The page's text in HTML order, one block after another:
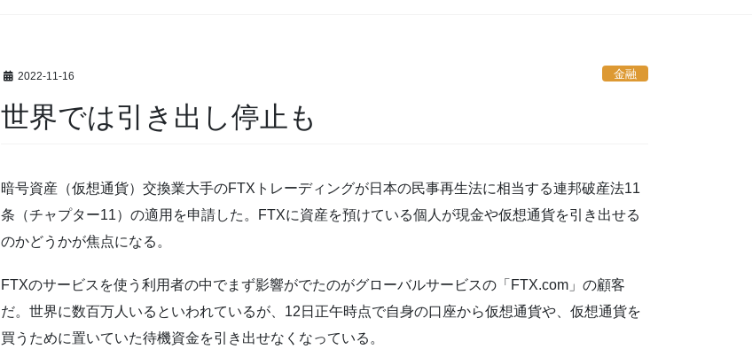
2022-11-16 金融
世界では引き出し停止も
暗号資産（仮想通貨）交換業大手のFTXトレーディングが日本の民事再生法に相当する連邦破産法11
条（チャプター11）の適用を申請した。FTXに資産を預けている個人が現金や仮想通貨を引き出せる
のかどうかが焦点になる。
FTXのサービスを使う利用者の中でまず影響がでたのがグローバルサービスの「FTX.com」の顧客
だ。世界に数百万人いるといわれているが、12日正午時点で自身の口座から仮想通貨や、仮想通貨を
買うために置いていた待機資金を引き出せなくなっている。